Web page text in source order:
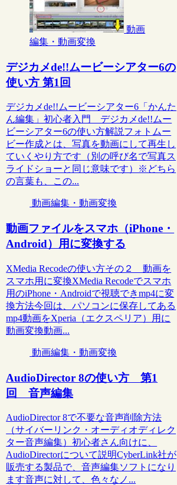
動画
編集・動画変換
デジカメde!!ムービーシアター6の
使い方 第1回
デジカメde!!ムービーシアター6「かんた
ん編集」初心者入門 デジカメde!!ムー
ビーシアター6の使い方解説フォトムー
ビー作成とは、写真を動画にして再生し
ていくやり方です（別の呼び名で写真ス
ライドショーと同じ意味です）※どちら
の言葉も、この...
動画編集・動画変換
動画ファイルをスマホ（iPhone・
Android）用に変換する
XMedia Recodeの使い方その２ 動画を
スマホ用に変換XMedia Recodeでスマホ
用のiPhone・Androidで視聴できmp4に変
換方法今回は、パソコンに保存してある
mp4動画をXperia（エクスペリア）用に
動画変換動画...
動画編集・動画変換
AudioDirector 8の使い方 第1
回 音声編集
AudioDirector 8で不要な音声削除方法
（サイバーリンク・オーディオディレク
ター音声編集）初心者さん向けに、
AudioDirectorについて説明CyberLink社が
販売する製品で、音声編集ソフトになり
ます音声に対して、色々なノ...